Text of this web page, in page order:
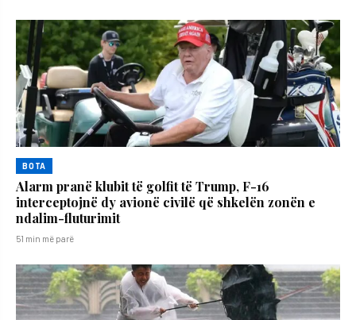
BOTA
Alarm pranë klubit të golfit të Trump, F-16
interceptojnë dy avionë civilë që shkelën zonën e
ndalim-fluturimit
51 min më parë